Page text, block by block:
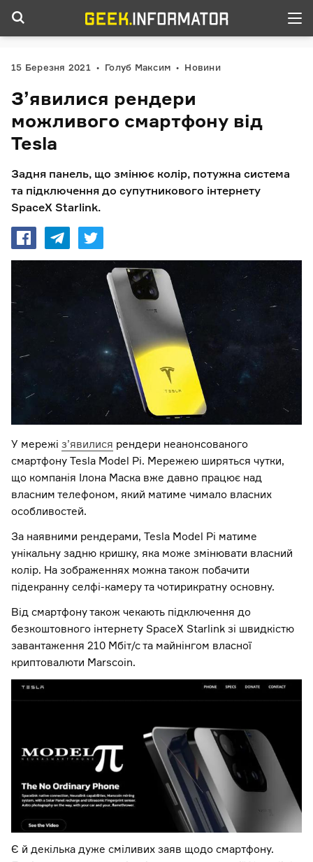
15 Березня 2021 Голуб Максим Новини
З’явилися рендери
можливого смартфону від
Tesla
Задня панель, що змінює колір, потужна система
та підключення до супутникового інтернету
SpaceX Starlink.
У мережі з’явилися рендери неанонсованого
смартфону Tesla Model Pi. Мережею ширяться чутки,
що компанія Ілона Маска вже давно працює над
власним телефоном, який матиме чимало власних
особливостей.
За наявними рендерами, Tesla Model Pi матиме
унікальну задню кришку, яка може змінювати власний
колір. На зображеннях можна також побачити
підекранну селфі-камеру та чотирикратну основну.
Від смартфону також чекають підключення до
безкоштовного інтернету SpaceX Starlink зі швидкістю
завантаження 210 Мбіт/с та майнінгом власної
криптовалюти Marscoin.
Є й декілька дуже сміливих заяв щодо смартфону.